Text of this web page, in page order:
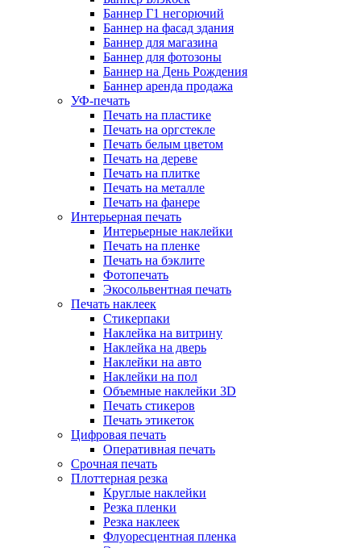
Баннер Г1 негорючий
Баннер на фасад здания
Баннер для магазина
Баннер для фотозоны
Баннер на День Рождения
Баннер аренда продажа
УФ-печать
Печать на пластике
Печать на оргстекле
Печать белым цветом
Печать на дереве
Печать на плитке
Печать на металле
Печать на фанере
Интерьерная печать
Интерьерные наклейки
Печать на пленке
Печать на бэклите
Фотопечать
Экосольвентная печать
Печать наклеек
Стикерпаки
Наклейка на витрину
Наклейка на дверь
Наклейки на авто
Наклейки на пол
Объемные наклейки 3D
Печать стикеров
Печать этикеток
Цифровая печать
Оперативная печать
Срочная печать
Плоттерная резка
Круглые наклейки
Резка пленки
Резка наклеек
Флуоресцентная пленка